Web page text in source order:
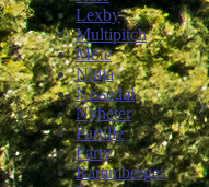
Lexby
Multipitch
Möte
Ninja
Nissedal
Nyheter
Partille
Party
Rammberget